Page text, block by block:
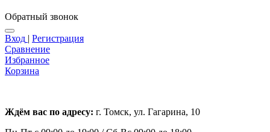
Обратный звонок
Вход | Регистрация
Сравнение
Избранное
Корзина
Ждём вас по адресу: г. Томск, ул. Гагарина, 10